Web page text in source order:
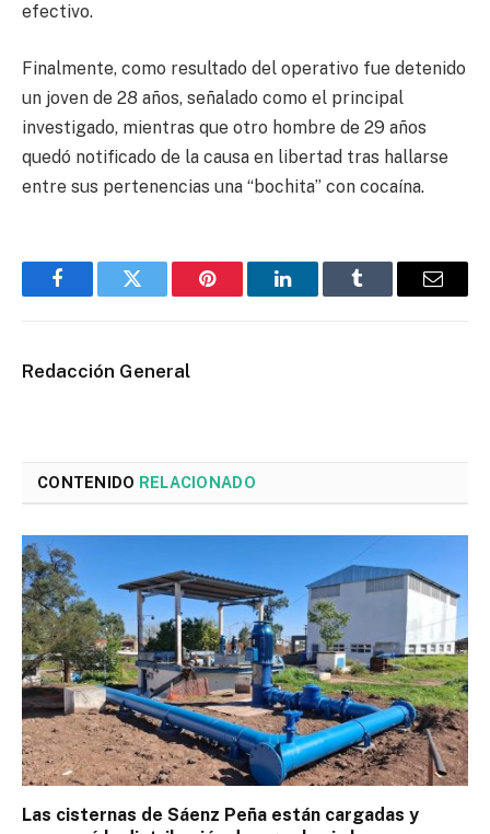
efectivo.
Finalmente, como resultado del operativo fue detenido
un joven de 28 años, señalado como el principal
investigado, mientras que otro hombre de 29 años
quedó notificado de la causa en libertad tras hallarse
entre sus pertenencias una “bochita” con cocaína.
FacebookTwitter Pinterest LinkedInTumblr Email
Redacción General
CONTENIDO RELACIONADO
Las cisternas de Sáenz Peña están cargadas y